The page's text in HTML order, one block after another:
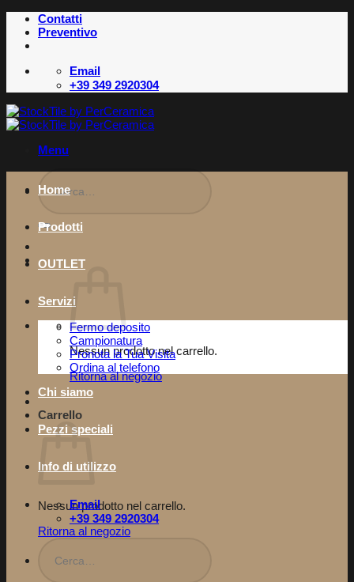
Salta
contenuti
Contatti
Preventivo
Email
+39 349 2920304
Menu
Cerca:
Nessun prodotto nel carrello.
Ritorna al negozio
Carrello
Nessun prodotto nel carrello.
Ritorna al negozio
Home
Prodotti
OUTLET
Servizi
Fermo deposito
Campionatura
Pronota la Tua Visita​
Ordina al telefono
Chi siamo
Pezzi speciali
Info di utilizzo
Email
+39 349 2920304